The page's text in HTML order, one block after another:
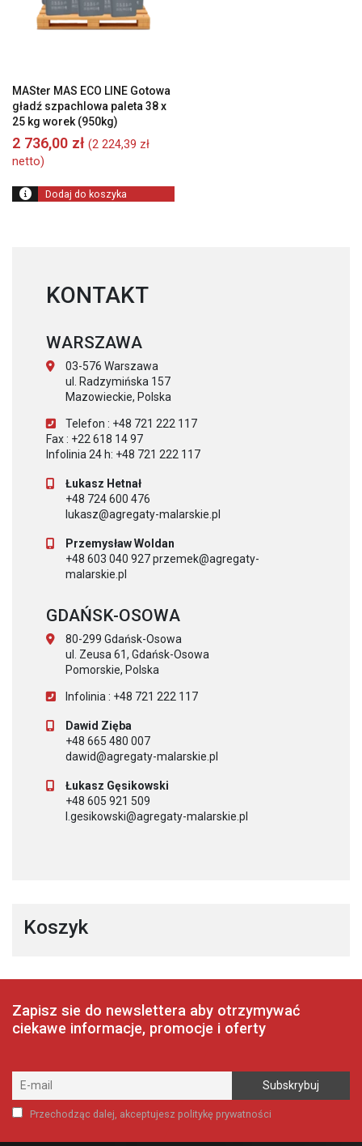
MASter MAS ECO LINE Gotowa
gładź szpachlowa paleta 38 x
25 kg worek (950kg)
2 736,00 zł (2 224,39 zł
netto)
Dodaj do koszyka
KONTAKT
WARSZAWA
03-576 Warszawa
ul. Radzymińska 157
Mazowieckie, Polska
Telefon : +48 721 222 117
Fax : +22 618 14 97
Infolinia 24 h: +48 721 222 117
Łukasz Hetnał
+48 724 600 476
lukasz@agregaty-malarskie.pl
Przemysław Woldan
+48 603 040 927 przemek@agregaty-
malarskie.pl
GDAŃSK-OSOWA
80-299 Gdańsk-Osowa
ul. Zeusa 61, Gdańsk-Osowa
Pomorskie, Polska
Infolinia : +48 721 222 117
Dawid Zięba
+48 665 480 007
dawid@agregaty-malarskie.pl
Łukasz Gęsikowski
+48 605 921 509
l.gesikowski@agregaty-malarskie.pl
Koszyk
Zapisz sie do newslettera aby otrzymywać
ciekawe informacje, promocje i oferty
Przechodząc dalej, akceptujesz politykę prywatności